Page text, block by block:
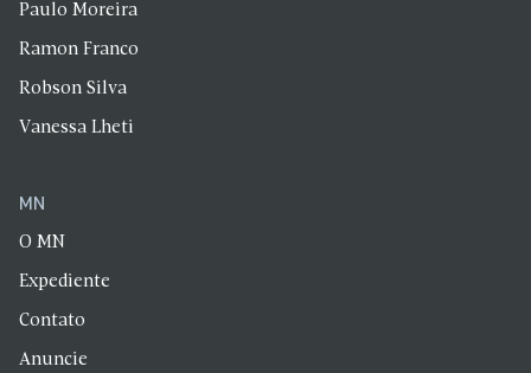
Paulo Moreira
Ramon Franco
Robson Silva
Vanessa Lheti
MN
O MN
Expediente
Contato
Anuncie